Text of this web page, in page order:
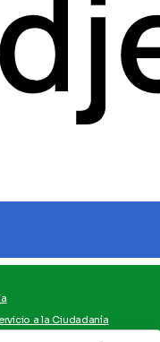
a la Ciudadanía